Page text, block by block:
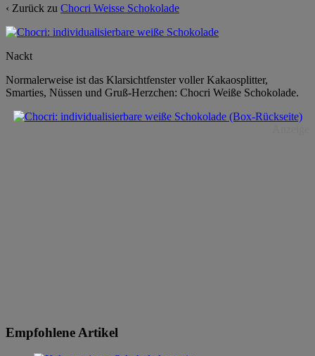
‹ Zurück zu Chocri Weisse Schokolade
Nackt
Normalerweise ist das Klarsichtfenster voller Kakaosplitter,
Smarties, Nüssen und Gruß-Herzchen: Chocri Weiße Schokolade.
Empfohlene Artikel